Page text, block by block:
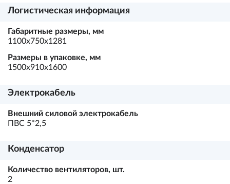
Логистическая информация
Габаритные размеры, мм
1100х750х1281
Размеры в упаковке, мм
1500х910х1600
Электрокабель
Внешний силовой электрокабель
ПВС 5*2,5
Конденсатор
Количество вентиляторов, шт.
2